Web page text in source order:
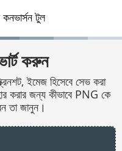
করুন
ইমেজ হিসেবে সেভ করা
করার জন্য কীভাবে PNG কে
তা জানুন।